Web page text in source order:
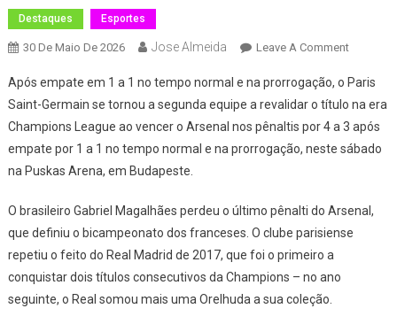
Destaques Esportes
30 De Maio De 2026 Jose Almeida Leave A CommentOn
Pênaltis,
PSG
Derrota
O
O
Após empate em 1 a 1 no tempo normal e na prorrogação, o Paris
Saint-Germain se tornou a segunda equipe a revalidar o título na era
Champions League ao vencer o Arsenal nos pênaltis por 4 a 3 após
empate por 1 a 1 no tempo normal e na prorrogação, neste sábado
na Puskas Arena, em Budapeste.
O brasileiro Gabriel Magalhães perdeu o último pênalti do Arsenal,
que definiu o bicampeonato dos franceses. O clube parisiense
repetiu o feito do Real Madrid de 2017, que foi o primeiro a
conquistar dois títulos consecutivos da Champions – no ano
seguinte, o Real somou mais uma Orelhuda a sua coleção.